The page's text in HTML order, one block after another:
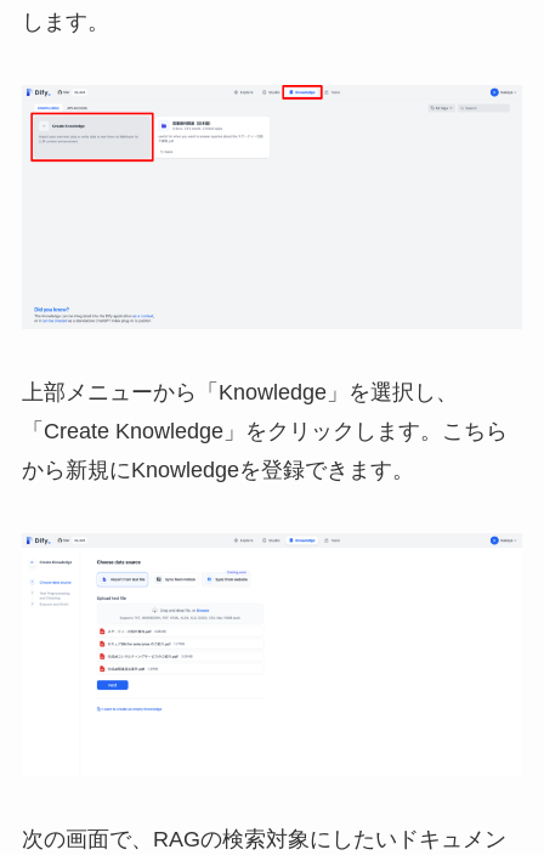
します。
上部メニューから「Knowledge」を選択し、
「Create Knowledge」をクリックします。こちら
から新規にKnowledgeを登録できます。
次の画面で、RAGの検索対象にしたいドキュメン